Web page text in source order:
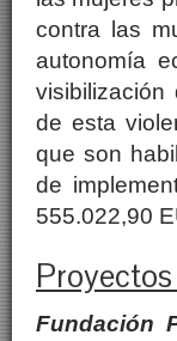
contra las
autonomía
de esta
que son
de
555.022,90
Fundación